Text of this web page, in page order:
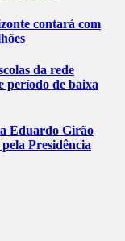
contará com
da rede
período de baixa
Eduardo Girão
Presidência